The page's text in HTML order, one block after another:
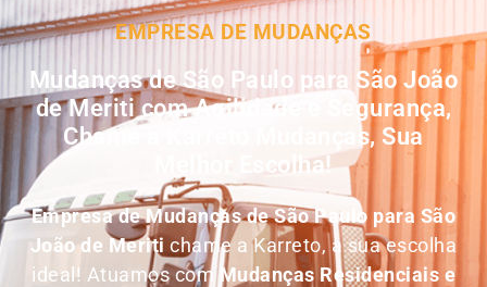
EMPRESA DE MUDANÇAS
Mudanças de São Paulo para São João
de Meriti com Agilidade e Segurança,
Chame a Karreto Mudanças, Sua
Melhor Escolha!
Empresa deMudanças de São Paulo para São
João de Meriti chame a Karreto, a sua escolha
ideal! Atuamos comMudanças Residenciais e